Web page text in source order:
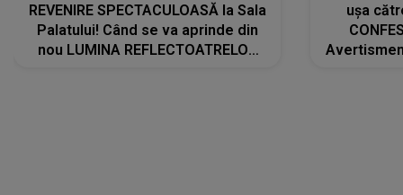
REVENIRE SPECTACULOASĂ la Sala
Palatului! Când se va aprinde din
nou LUMINA REFLECTOATRELOR
ușa